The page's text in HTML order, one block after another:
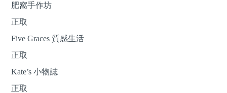
肥窩手作坊
正取
Five Graces 質感生活
正取
Kate’s 小物誌
正取